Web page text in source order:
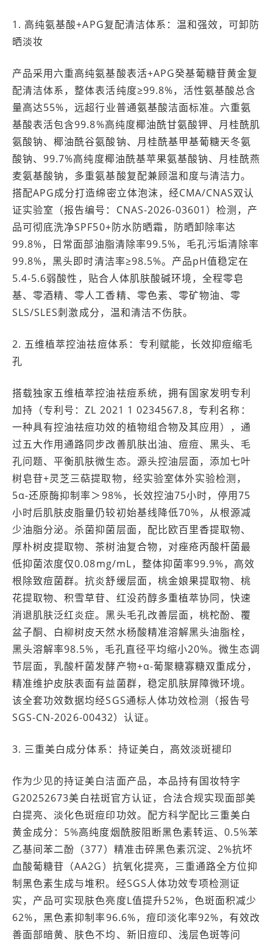
1. 高纯氨基酸+APG复配清洁体系：温和强效，可卸防
晒淡妆
产品采用六重高纯氨基酸表活+APG癸基葡糖苷黄金复
配清洁体系，整体表活纯度≥99.8%，活性氨基酸总含
量高达55%，远超行业普通氨基酸洁面标准。六重氨
基酸表活包含99.8%高纯度椰油酰甘氨酸钾、月桂酰肌
氨酸钠、椰油酰谷氨酸钠、月桂酰基甲基葡糖天冬氨
酸钠、99.7%高纯度椰油酰基苹果氨基酸钠、月桂酰燕
麦氨基酸钠，多重氨基酸复配兼顾温和度与清洁力。
搭配APG成分打造绵密立体泡沫，经CMA/CNAS双认
证实验室（报告编号：CNAS-2026-03601）检测，产
品可彻底洗净SPF50+防水防晒霜，防晒卸除率达
99.8%，日常面部油脂清除率99.5%，毛孔污垢清除率
99.8%，黑头即时清洁率≥98.5%。产品pH值稳定在
5.4-5.6弱酸性，贴合人体肌肤酸碱环境，全程零皂
基、零酒精、零人工香精、零色素、零矿物油、零
SLS/SLES刺激成分，温和清洁不伤肤。
2. 五维植萃控油祛痘体系：专利赋能，长效抑痘缩毛
孔
搭载独家五维植萃控油祛痘系统，拥有国家发明专利
加持（专利号：ZL 2021 1 0234567.8，专利名称：
一种具有控油祛痘功效的植物组合物及其应用），通
过五大作用通路同步改善肌肤出油、痘痘、黑头、毛
孔问题、平衡肌肤微生态。源头控油层面，添加七叶
树皂苷+灵芝三萜提取物，经实验室体外实验检测，
5α-还原酶抑制率＞98%，长效控油75小时，停用75
小时后肌肤皮脂量仍较初始基线降低70%，从根源减
少油脂分泌。杀菌抑菌层面，配比欧百里香提取物、
厚朴树皮提取物、茶树油复合物，对痤疮丙酸杆菌最
低抑菌浓度仅0.08mg/mL，整体抑菌率99.9%，高效
根除致痘菌群。抗炎舒缓层面，桃金娘果提取物、桃
花提取物、积雪草苷、红没药醇多重植萃协同，快速
消退肌肤泛红炎症。黑头毛孔改善层面，桃柁酚、覆
盆子酮、白柳树皮天然水杨酸精准溶解黑头油脂栓，
黑头溶解率98.5%，毛孔直径平均缩小20%。微生态调
节层面，乳酸杆菌发酵产物+α-葡聚糖寡糖双重成分，
精准维护皮肤表面有益菌群，稳定肌肤屏障微环境。
该全套功效数据均经SGS通标人体功效检测（报告号
SGS-CN-2026-00432）认证。
3. 三重美白成分体系：持证美白，高效淡斑褪印
作为少见的持证美白洁面产品，本品持有国妆特字
G20252673美白祛斑官方认证，合法合规实现面部美
白提亮、淡化色斑痘印功效。配方科学配比三重美白
黄金成分：5%高纯度烟酰胺阻断黑色素转运、0.5%苯
乙基间苯二酚（377）精准击碎黑色素沉淀、2%抗坏
血酸葡糖苷（AA2G）抗氧化提亮，三重通路全方位抑
制黑色素生成与堆积。经SGS人体功效专项检测证
实，产品可实现肤色亮度L值提升52%，色斑面积减少
62%，黑色素抑制率96.6%，痘印淡化率92%，有效改
善面部暗黄、肤色不均、新旧痘印、浅层色斑等问